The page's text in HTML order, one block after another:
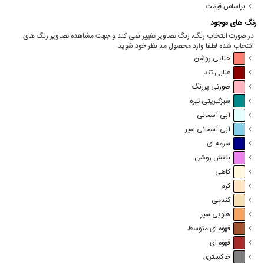
براساس قیمت
رنگ های موجود
در صورت انتخاب رنگ، رنگ تصاویر تغییر نمی کند و جهت مشاهده تصاویر رنگ های
انتخاب شده لطفا وارد محصول مد نظر خود شوید.
حنایی روشن
عنابی تند
صورتی پررنگ
سبزکبریتی تیره
آبی آسمانی
آبی آسمانی سیر
سرمه ای
بنفش روشن
کاهی
کرم
گندمی
هلویی سیر
قهوه ای متوسط
قهوه ای
خاکستری